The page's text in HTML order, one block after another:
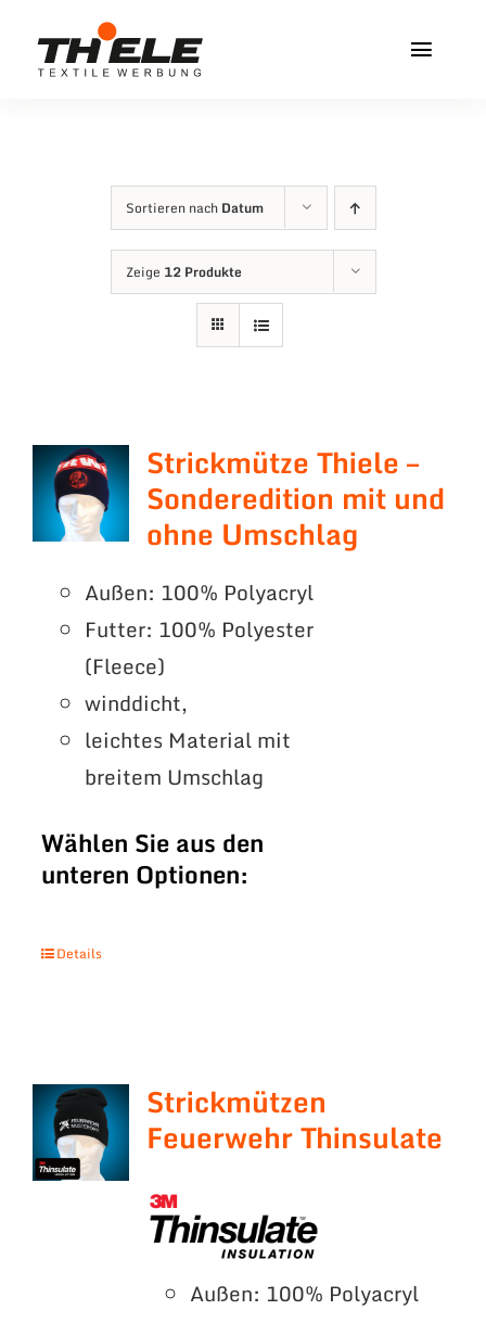
Inhalt
Service & Info
Sortieren nach Datum
Zeige 12 Produkte
Strickmütze Thiele –
Sonderedition mit und
ohne Umschlag
Außen: 100% Polyacryl
Futter: 100% Polyester
(Fleece)
winddicht,
leichtes Material mit
breitem Umschlag
Wählen Sie aus den
unteren Optionen:
Details
Strickmützen
Feuerwehr Thinsulate
Außen: 100% Polyacryl